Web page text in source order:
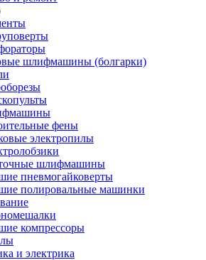
шлифмашины (болгарки)
фены
электропилы
шлифмашины
пневмогайковерты
полировальные машинки
компрессоры
и электрика